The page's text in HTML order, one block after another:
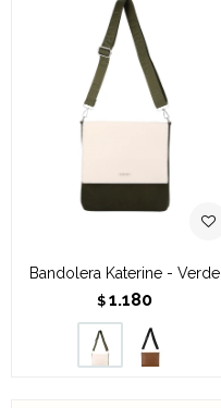
Bandolera Katerine - Verde
$ 1.180